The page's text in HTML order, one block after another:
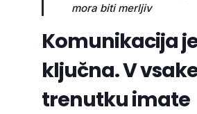
mora biti merljiv
Komunikacija
ključna. V
trenutku imate